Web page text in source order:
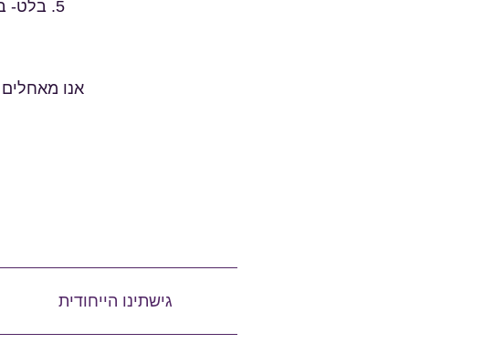
5. בלט- בגד גוף שחור גרביונים וורודים ונעלי בלט ורודות.
אנו
גישתינו הייחודית